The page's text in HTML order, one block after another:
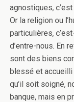
agnostiques,
Or la religion ou
particulières,
d’entre-nous. En
sont des biens
blessé et accueilli
qu’il soit soigné,
banque, mais en